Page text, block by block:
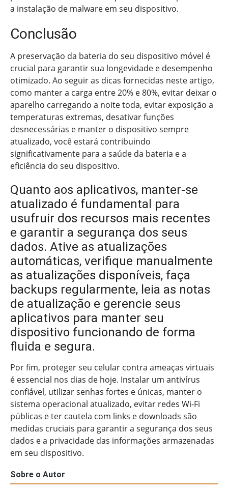
a instalação de malware em seu dispositivo.
Conclusão
A preservação da bateria do seu dispositivo móvel é
crucial para garantir sua longevidade e desempenho
otimizado. Ao seguir as dicas fornecidas neste artigo,
como manter a carga entre 20% e 80%, evitar deixar o
aparelho carregando a noite toda, evitar exposição a
temperaturas extremas, desativar funções
desnecessárias e manter o dispositivo sempre
atualizado, você estará contribuindo
significativamente para a saúde da bateria e a
eficiência do seu dispositivo.
Quanto aos aplicativos, manter-se
atualizado é fundamental para
usufruir dos recursos mais recentes
e garantir a segurança dos seus
dados. Ative as atualizações
automáticas, verifique manualmente
as atualizações disponíveis, faça
backups regularmente, leia as notas
de atualização e gerencie seus
aplicativos para manter seu
dispositivo funcionando de forma
fluida e segura.
Por fim, proteger seu celular contra ameaças virtuais
é essencial nos dias de hoje. Instalar um antivírus
confiável, utilizar senhas fortes e únicas, manter o
sistema operacional atualizado, evitar redes Wi-Fi
públicas e ter cautela com links e downloads são
medidas cruciais para garantir a segurança dos seus
dados e a privacidade das informações armazenadas
em seu dispositivo.
Sobre o Autor